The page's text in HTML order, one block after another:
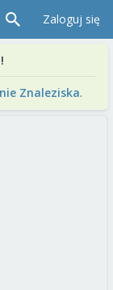
Zaloguj się
Znaleziska.